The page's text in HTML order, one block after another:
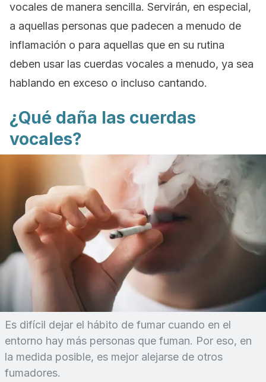
vocales de manera sencilla. Servirán, en especial,
a aquellas personas que padecen a menudo de
inflamación o para aquellas que en su rutina
deben usar las cuerdas vocales a menudo, ya sea
hablando en exceso o incluso cantando.
¿Qué daña las cuerdas
vocales?
Es difícil dejar el hábito de fumar cuando en el
entorno hay más personas que fuman. Por eso, en
la medida posible, es mejor alejarse de otros
fumadores.